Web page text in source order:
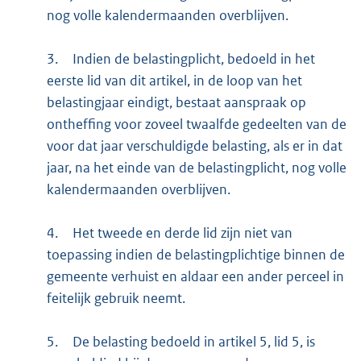
nog volle kalendermaanden overblijven.
3.
Indien de belastingplicht, bedoeld in het
eerste lid van dit artikel, in de loop van het
belastingjaar eindigt, bestaat aanspraak op
ontheffing voor zoveel twaalfde gedeelten van de
voor dat jaar verschuldigde belasting, als er in dat
jaar, na het einde van de belastingplicht, nog volle
kalendermaanden overblijven.
4.
Het tweede en derde lid zijn niet van
toepassing indien de belastingplichtige binnen de
gemeente verhuist en aldaar een ander perceel in
feitelijk gebruik neemt.
5.
De belasting bedoeld in artikel 5, lid 5, is